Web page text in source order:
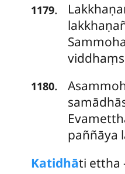
1179.
1180.
paññāya
Katidhāti ettha